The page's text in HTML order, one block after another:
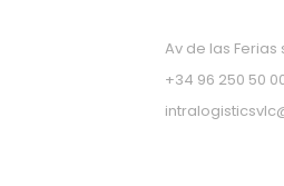
Av de las Ferias
+34 96 250 50